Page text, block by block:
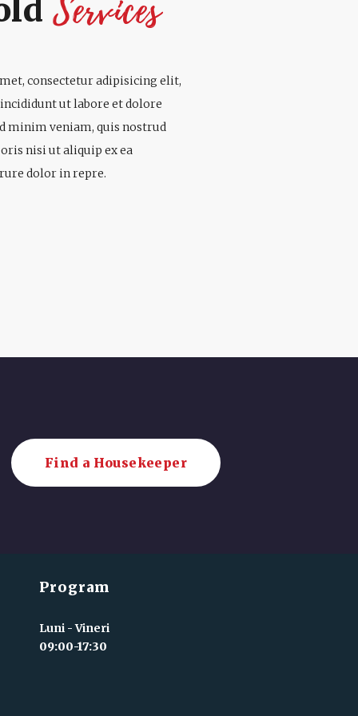
consectetur adipisicing elit,
ut labore et dolore
minim veniam, quis nostrud
nisi ut aliquip ex ea
dolor in repre.
Find a Housekeeper
Program
Luni - Vineri
09:00-17:30